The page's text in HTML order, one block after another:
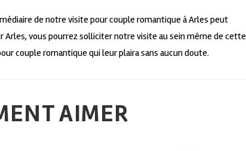
de notre visite pour couple romantique à Arles peut
vous pourrez solliciter notre visite au sein même de cette
couple romantique qui leur plaira sans aucun doute.
AIMER